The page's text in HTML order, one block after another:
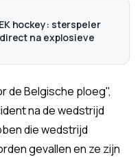
hockey: sterspeler
na explosieve
de Belgische ploeg",
na de wedstrijd
die wedstrijd
gevallen en ze zijn